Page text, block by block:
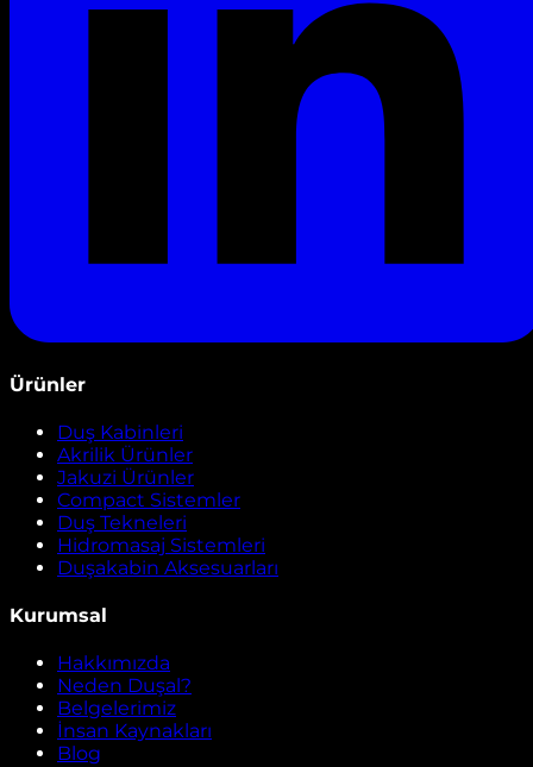
Ürünler
Duş Kabinleri
Akrilik Ürünler
Jakuzi Ürünler
Compact Sistemler
Duş Tekneleri
Hidromasaj Sistemleri
Duşakabin Aksesuarları
Kurumsal
Hakkımızda
Neden Duşal?
Belgelerimiz
İnsan Kaynakları
Blog